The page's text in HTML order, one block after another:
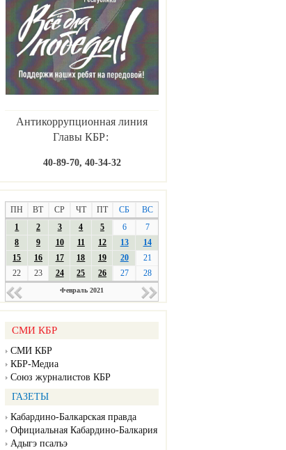
Антикоррупционная линия
Главы КБР:
40-89-70, 40-34-32
ПН ВТ СР ЧТ ПТ СБ
ВС
1
2 3 4 5 6
7
8
9 10 11 12 13
14
15
16 17 18 19 20
21
22
23 24 25 26 27 28
Февраль 2021
СМИ КБР
СМИ КБР
КБР-Медиа
Союз журналистов КБР
ГАЗЕТЫ
Кабардино-Балкарская правда
Официальная Кабардино-Балкария
Адыгэ псалъэ